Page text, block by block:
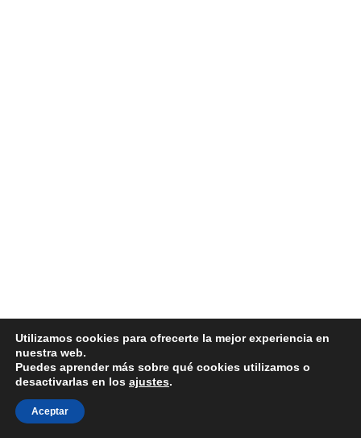
Utilizamos cookies para ofrecerte la mejor experiencia en
nuestra web.
Puedes aprender más sobre qué cookies utilizamos o
desactivarlas en los ajustes.
Aceptar